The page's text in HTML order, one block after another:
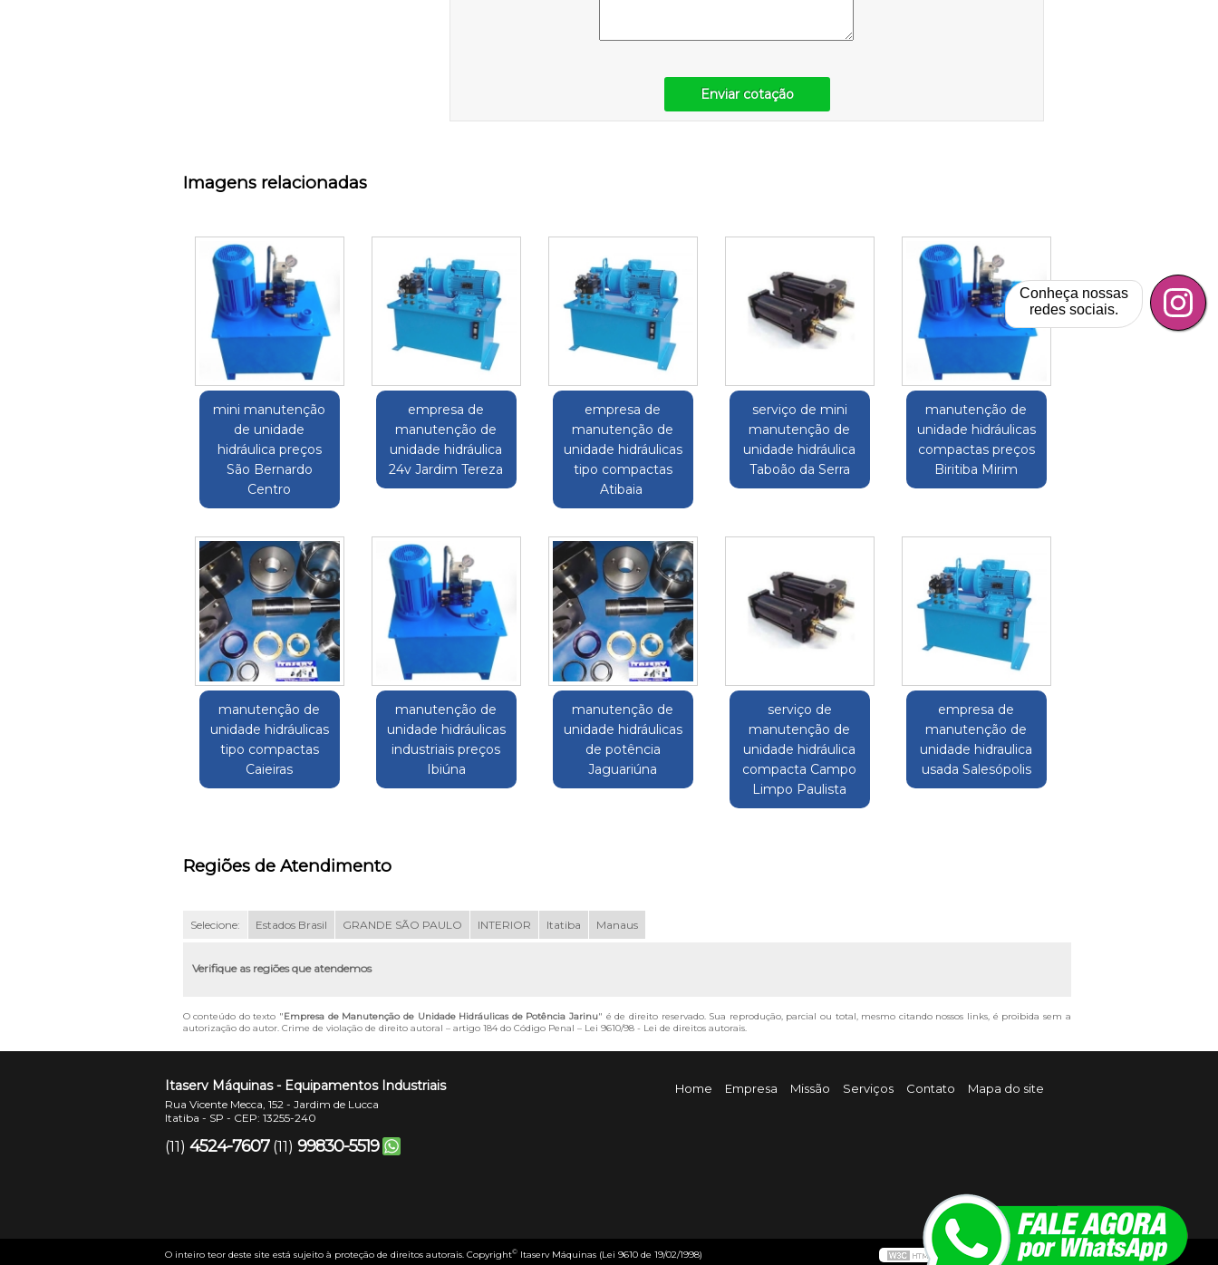
Enviar cotação
Imagens relacionadas
mini manutenção
de unidade
hidráulica preços
São Bernardo
Centro
empresa de
manutenção de
unidade hidráulica
24v Jardim Tereza
empresa de
manutenção de
unidade hidráulicas
tipo compactas
Atibaia
serviço de mini
manutenção de
unidade hidráulica
Taboão da Serra
manutenção de
unidade hidráulicas
compactas preços
Biritiba Mirim
manutenção de
unidade hidráulicas
tipo compactas
Caieiras
manutenção de
unidade hidráulicas
industriais preços
Ibiúna
manutenção de
unidade hidráulicas
de potência
Jaguariúna
serviço de
manutenção de
unidade hidráulica
compacta Campo
Limpo Paulista
empresa de
manutenção de
unidade hidraulica
usada Salesópolis
Regiões de Atendimento
Selecione: Estados Brasil GRANDE SÃO PAULO INTERIOR Itatiba Manaus
Verifique as regiões que atendemos
O conteúdo do texto "Empresa de Manutenção de Unidade Hidráulicas de Potência Jarinu" é de direito reservado. Sua reprodução, parcial ou total, mesmo citando nossos links, é proibida sem a
autorização do autor. Crime de violação de direito autoral – artigo 184 do Código Penal – Lei 9610/98 - Lei de direitos autorais.
Itaserv Máquinas - Equipamentos Industriais
Rua Vicente Mecca, 152 - Jardim de Lucca
Itatiba - SP - CEP: 13255-240
(11) 4524-7607 (11) 99830-5519
Home Empresa Missão Serviços Contato Mapa do site
O inteiro teor deste site está sujeito à proteção de direitos autorais. Copyright© Itaserv Máquinas (Lei 9610 de 19/02/1998)
Conheça nossas
redes sociais.